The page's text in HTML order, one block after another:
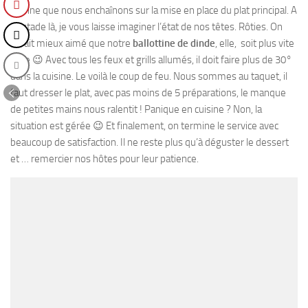
verrine que nous enchaînons sur la mise en place du plat principal. A
ce stade là, je vous laisse imaginer l’état de nos têtes. Rôties. On
aurait mieux aimé que notre ballottine de dinde, elle, soit plus vite
rôtie 😉 Avec tous les feux et grills allumés, il doit faire plus de 30°
dans la cuisine. Le voilà le coup de feu. Nous sommes au taquet, il
faut dresser le plat, avec pas moins de 5 préparations, le manque
de petites mains nous ralentit ! Panique en cuisine ? Non, la
situation est gérée 😉 Et finalement, on termine le service avec
beaucoup de satisfaction. Il ne reste plus qu’à déguster le dessert
et … remercier nos hôtes pour leur patience.